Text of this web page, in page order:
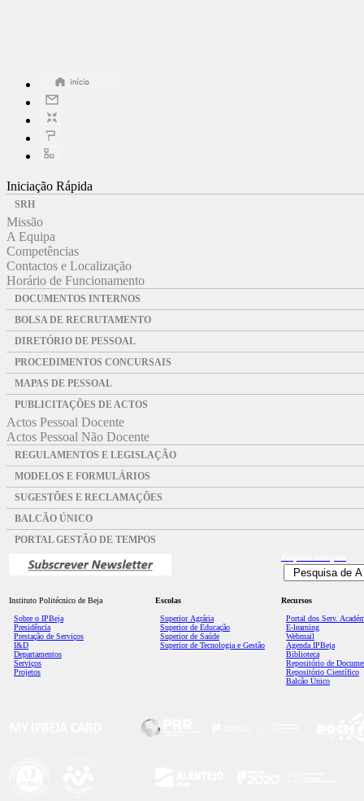
Iniciação Rápida
SRH
Missão
A Equipa
Competências
Contactos e Localização
Horário de Funcionamento
DOCUMENTOS INTERNOS
BOLSA DE RECRUTAMENTO
DIRETÓRIO DE PESSOAL
PROCEDIMENTOS CONCURSAIS
MAPAS DE PESSOAL
PUBLICITAÇÕES DE ACTOS
Actos Pessoal Docente
Actos Pessoal Não Docente
REGULAMENTOS E LEGISLAÇÃO
MODELOS E FORMULÁRIOS
SUGESTÕES E RECLAMAÇÕES
BALCÃO ÚNICO
PORTAL GESTÃO DE TEMPOS
Instituto Politécnico de Beja
Sobre o IPBeja
Presidência
Prestação de Serviços
I&D
Departamentos
Serviços
Projetos
Escolas
Superior Agrária
Superior de Educação
Superior de Saúde
Superior de Tecnologia e Gestão
Recursos
Portal dos Serv.
E-learning
Webmail
Agenda IPBeja
Biblioteca
Repositório de
Repositório Científico
Balcão Único